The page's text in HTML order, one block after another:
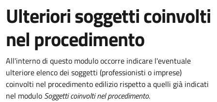
Ulteriori soggetti coinvolti
nel procedimento
All'interno di questo modulo occorre indicare l'eventuale
ulteriore elenco dei soggetti (professionisti o imprese)
coinvolti nel procedimento edilizio rispetto a quelli già indicati
nel modulo Soggetti coinvolti nel procedimento.